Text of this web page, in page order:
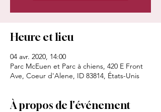
Heure et lieu
04 avr. 2020, 14:00
Parc McEuen et Parc à chiens, 420 E Front
Ave, Coeur d'Alene, ID 83814, États-Unis
À propos de l'événement